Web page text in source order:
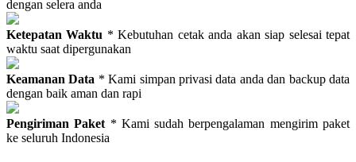
dengan selera anda
Ketepatan Waktu * Kebutuhan cetak anda akan siap selesai tepat
waktu saat dipergunakan
Keamanan Data * Kami simpan privasi data anda dan backup data
dengan baik aman dan rapi
Pengiriman Paket * Kami sudah berpengalaman mengirim paket
ke seluruh Indonesia